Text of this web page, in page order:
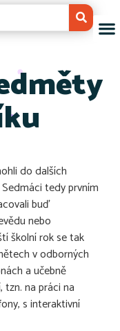
do dalších
tedy prvním
buď
nebo
školní rok se tak
v odborných
a učebně
na práci na
s interaktivní